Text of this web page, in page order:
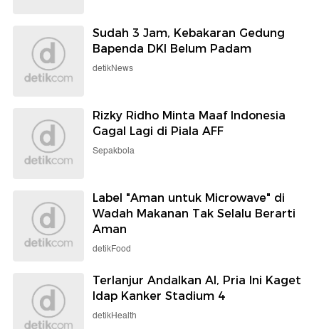
Sudah 3 Jam, Kebakaran Gedung
Bapenda DKI Belum Padam
detikNews
Rizky Ridho Minta Maaf Indonesia
Gagal Lagi di Piala AFF
Sepakbola
Label "Aman untuk Microwave" di
Wadah Makanan Tak Selalu Berarti
Aman
detikFood
Terlanjur Andalkan AI, Pria Ini Kaget
Idap Kanker Stadium 4
detikHealth